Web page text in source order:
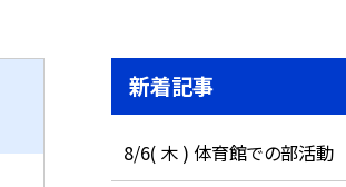
新着記事
8/6( 木 ) 体育館での部活動